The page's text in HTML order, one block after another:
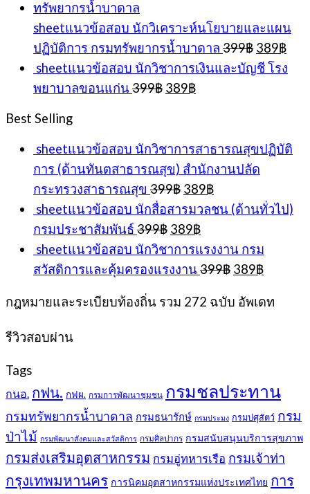
399฿.389฿.
sheetแนวข้อสอบ นักวิเคราะห์นโยบายและแผน
ปฏิบัติการ กรมทรัพยากรน้ำบาดาล 399฿ Original
price
was:
389฿
is:
sheetแนวข้อสอบ นักวิชาการเงินและบัญชี โรง
พยาบาลขอนแก่น 399฿ Original
389฿Current
Best Selling
sheetแนวข้อสอบ นักวิชาการสาธารณสุขปฏิบัติ
การ (ด้านทันตสาธารณสุข) สำนักงานปลัด
กระทรวงสาธารณสุข 399฿ Original
was:
399฿.
389฿Current
price
is:
sheetแนวข้อสอบ นักสื่อสารมวลชน (ด้านทั่วไป)
กรมประชาสัมพันธ์ 399฿ Original
was:
399฿.
389฿Current
is:
389฿.
sheetแนวข้อสอบ นักวิชาการแรงงาน กรม
สวัสดิการและคุ้มครองแรงงาน 399฿ Original
was:
389฿Current
is:
กฎหมายและระเบียบท้องถิ่น รวม 272 ฉบับ อัพเดท
รีวิวสอบผ่าน
Tags
กนอ. กฟน. กฟผ. กรมการพัฒนาชุมชน กรมชลประทาน
กรมทรัพยากรน้ำบาดาล กรมธนารักษ์ กรมประมง กรมปศุสัตว์ กรม
ป่าไม้ กรมพัฒนาสังคมและสวัสดิการ กรมศิลปากร กรมสนับสนุนบริการสุขภาพ
กรมส่งเสริมอุตสาหกรรม กรมอู่ทหารเรือ กรมเจ้าท่า
กรุงเทพมหานคร การนิคมอุตสาหกรรมแห่งประเทศไทย การ